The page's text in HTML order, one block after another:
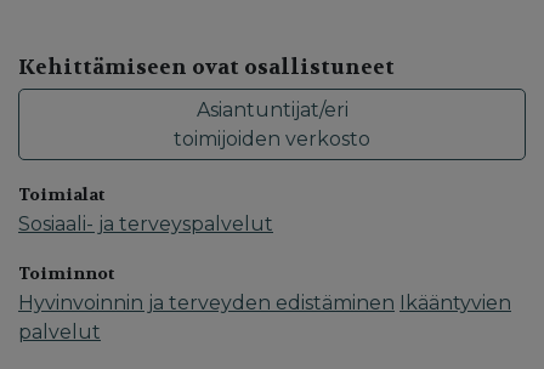
Kehittämiseen ovat osallistuneet
Asiantuntijat/eri
toimijoiden verkosto
Toimialat
Sosiaali- ja terveyspalvelut
Toiminnot
Hyvinvoinnin ja terveyden edistäminen
Ikääntyvien
palvelut